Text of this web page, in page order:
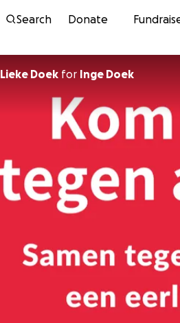
Search Donate
Lieke Doek for Inge Doek